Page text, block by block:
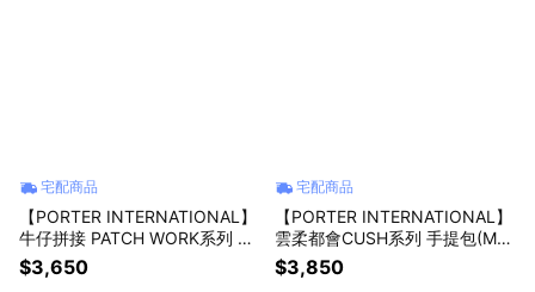
宅配商品
【PORTER INTERNATIONAL】
牛仔拼接 PATCH WORK系列 斜
背包(藍色)
$3,650
宅配商品
【PORTER INTERNATIONAL】
雲柔都會CUSH系列 手提包(M)
(黑色)
$3,850